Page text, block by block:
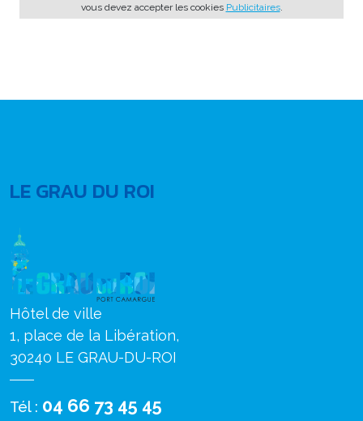
vous devez accepter les cookies Publicitaires.
LE GRAU DU ROI
Hôtel de ville
1, place de la Libération,
30240 LE GRAU-DU-ROI
Tél : 04 66 73 45 45